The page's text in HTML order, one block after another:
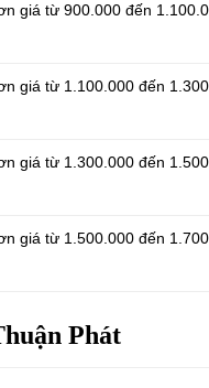
giá từ 900.000 đến
giá từ 1.100.000 đến
giá từ 1.300.000 đến
giá từ 1.500.000 đến
Phát